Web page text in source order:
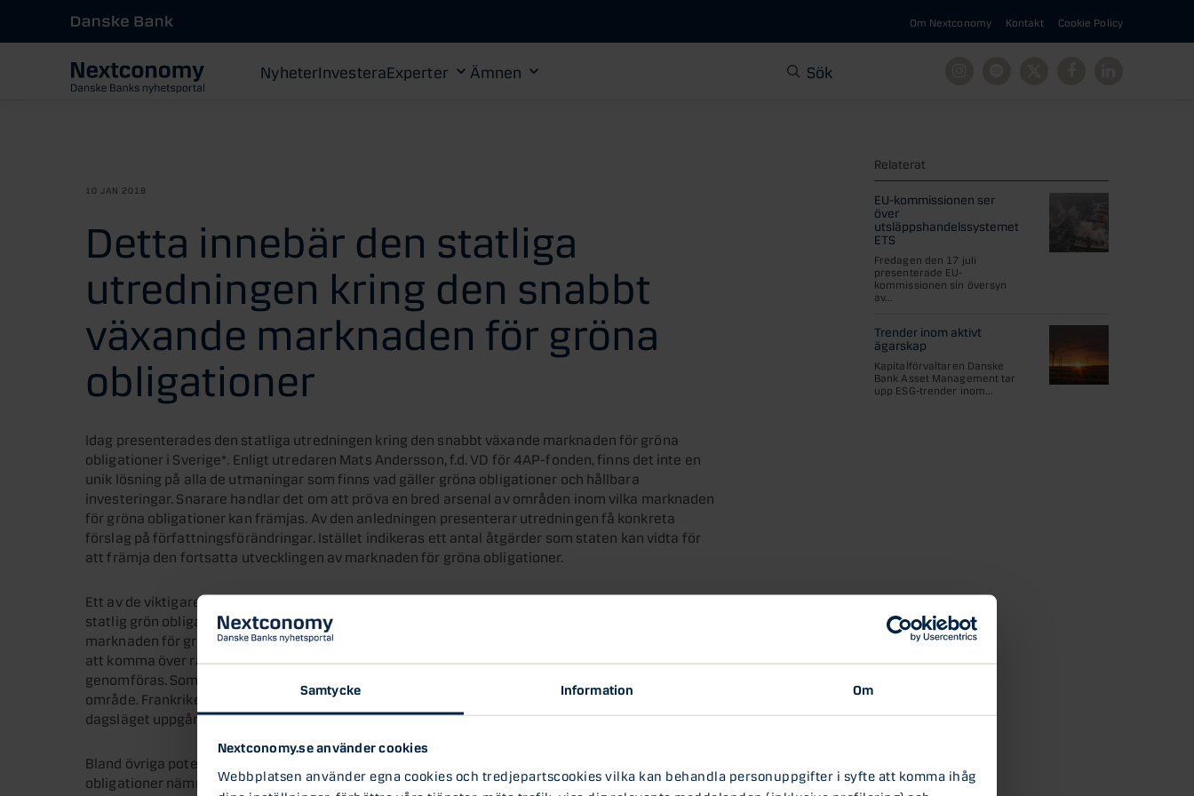
Samtycke Information Om
Nextconomy.se använder cookies
Webbplatsen använder egna cookies och tredjepartscookies vilka kan behandla personuppgifter i syfte att komma ihåg
Om Nextconomy Kontakt Cookie Policy
NyheterInvesteraExperter Ämnen Sök
10 JAN 2018
Detta innebär den statliga
utredningen kring den snabbt
växande marknaden för gröna
obligationer
Idag presenterades den statliga utredningen kring den snabbt växande marknaden för gröna
obligationer i Sverige*. Enligt utredaren Mats Andersson, f.d. VD för 4AP-fonden, finns det inte en
unik lösning på alla de utmaningar som finns vad gäller gröna obligationer och hållbara
investeringar. Snarare handlar det om att pröva en bred arsenal av områden inom vilka marknaden
för gröna obligationer kan främjas. Av den anledningen presenterar utredningen få konkreta
förslag på författningsförändringar. Istället indikeras ett antal åtgärder som staten kan vidta för
att främja den fortsatta utvecklingen av marknaden för gröna obligationer.
Ett av de viktigare främjandeförslag som utredningen lyfter fram gäller emissionen av en svensk
statlig grön obligation. Enligt utredningen ska den svenska staten som en främjandeåtgärd för
marknaden för gröna obligationer ta fram ett ramverk och emittera gröna statsobligationer. För
att komma över rådande hinder för detta kommer ett politiskt beslut krävas för att detta ska
genomföras. Som inspiration pekar utredningen på Frankrike som ett gott exempel inom detta
område. Frankrike har, med liknande budgetregler som Sverige, gett ut gröna obligationer vilka i
dagsläget uppgår till ca 95miljarder kronor.
Bland övriga potentiella åtgärder som utredningen nämner för att främja marknaden för gröna
obligationer nämns:
Relaterat
EU-kommissionen ser
över
utsläppshandelssystemet
ETS
Fredagen den 17 juli
presenterade EU-
kommissionen sin översyn
av...
Trender inom aktivt
ägarskap
Kapitalförvaltaren Danske
Bank Asset Management tar
upp ESG-trender inom...